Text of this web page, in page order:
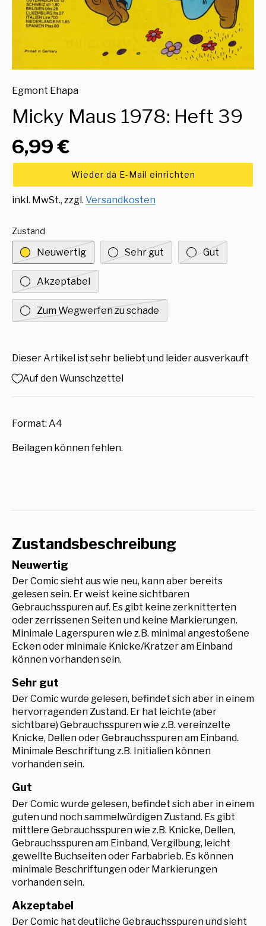
Egmont Ehapa
Micky Maus 1978: Heft 39
6,99 €
Wieder da E-Mail einrichten
inkl. MwSt., zzgl. Versandkosten
Zustand
Neuwertig Sehr gut Gut
Akzeptabel
Zum Wegwerfen zu schade
Dieser Artikel ist sehr beliebt und leider ausverkauft
Auf den Wunschzettel
Format: A4
Beilagen können fehlen.
Zustandsbeschreibung
Neuwertig
Der Comic sieht aus wie neu, kann aber bereits
gelesen sein. Er weist keine sichtbaren
Gebrauchsspuren auf. Es gibt keine zerknitterten
oder zerrissenen Seiten und keine Markierungen.
Minimale Lagerspuren wie z.B. minimal angestoßene
Ecken oder minimale Knicke/Kratzer am Einband
können vorhanden sein.
Sehr gut
Der Comic wurde gelesen, befindet sich aber in einem
hervorragenden Zustand. Er hat leichte (aber
sichtbare) Gebrauchsspuren wie z.B. vereinzelte
Knicke, Dellen oder Gebrauchsspuren am Einband.
Minimale Beschriftung z.B. Initialien können
vorhanden sein.
Gut
Der Comic wurde gelesen, befindet sich aber in einem
guten und noch sammelwürdigen Zustand. Es gibt
mittlere Gebrauchsspuren wie z.B. Knicke, Dellen,
Gebrauchsspuren am Einband, Vergilbung, leicht
gewellte Buchseiten oder Farbabrieb. Es können
minimale Beschriftungen oder Markierungen
vorhanden sein.
Akzeptabel
Der Comic hat deutliche Gebrauchsspuren und sieht